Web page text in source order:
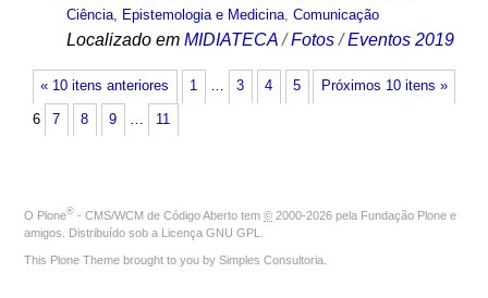
Ciência, Epistemologia e Medicina, Comunicação
Localizado em MIDIATECA /Fotos /Eventos 2019
« 10 itens anteriores Próximos 10 itens »
1 … 3 4 5
6 7 8 9 … 11
O Plone® - CMS/WCM de Código Aberto tem © 2000-2026 pela Fundação Plone e
amigos. Distribuído sob a Licença GNU GPL
This Plone Theme brought to you by Simples Consultoria